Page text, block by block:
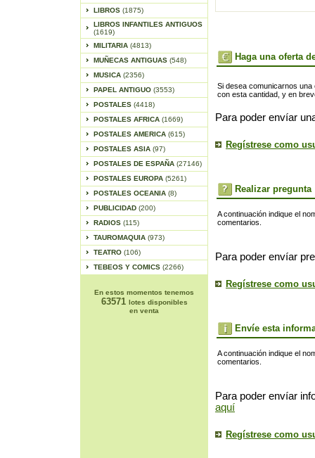
LIBROS (1875)
LIBROS INFANTILES ANTIGUOS
(1619)
MILITARIA (4813)
MUÑECAS ANTIGUAS (548)
MUSICA (2356)
PAPEL ANTIGUO (3553)
POSTALES (4418)
POSTALES AFRICA (1669)
POSTALES AMERICA (615)
POSTALES ASIA (97)
POSTALES DE ESPAÑA (27146)
POSTALES EUROPA (5261)
POSTALES OCEANIA (8)
PUBLICIDAD (200)
RADIOS (115)
TAUROMAQUIA (973)
TEATRO (106)
TEBEOS Y COMICS (2266)
En estos momentos tenemos
63571 lotes disponibles
en venta
Haga una oferta
Si desea comunicarnos
con esta cantidad, y en
Para poder envíar
Regístrese como
Realizar pregunta
A continuación indique el
comentarios.
Para poder envíar
Regístrese como
Envíe esta
A continuación indique el
comentarios.
Para poder envíar
aquí
Regístrese como